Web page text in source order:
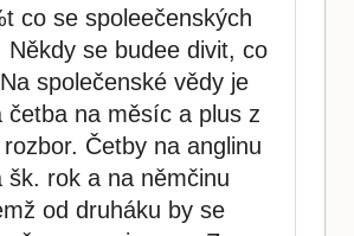
co se spoleečenských
Někdy se budee divit, co
společenské vědy je
četba na měsíc a plus z
Četby na anglinu
šk. rok a na němčinu
od druháku by se